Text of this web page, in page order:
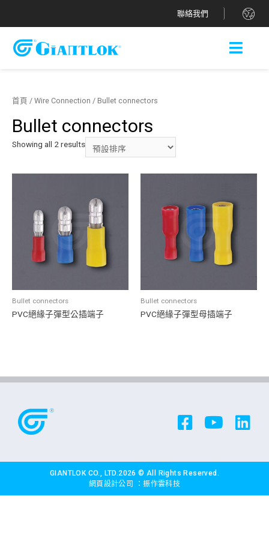
聯絡我們 .
首頁 / Wire Connection / Bullet connectors
Bullet connectors
Showing all 2 results
Bullet connectors
PVC絕緣子彈型公插端子
Bullet connectors
PVC絕緣子彈型母插端子
GIANTLOK CO., LTD.2026 © All Rights Reserved.
網頁設計公司
：振作雲科技